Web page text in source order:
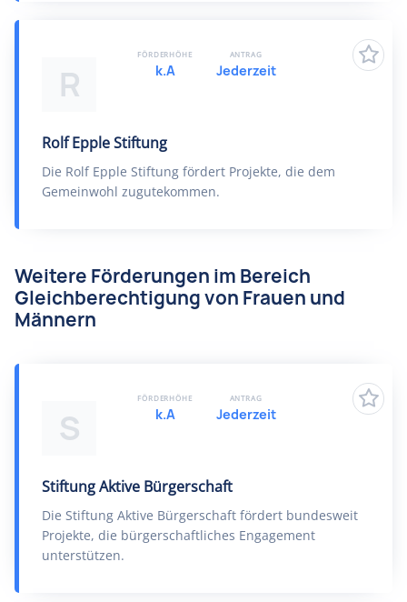
R
Rolf Epple Stiftung
Die Rolf Epple Stiftung fördert Projekte, die dem
Gemeinwohl zugutekommen.
FÖRDERHÖHE
k.A
ANTRAG
Jederzeit
Weitere Förderungen im Bereich
Gleichberechtigung von Frauen und
Männern
S
Stiftung Aktive Bürgerschaft
Die Stiftung Aktive Bürgerschaft fördert bundesweit
Projekte, die bürgerschaftliches Engagement
unterstützen.
FÖRDERHÖHE
k.A
ANTRAG
Jederzeit